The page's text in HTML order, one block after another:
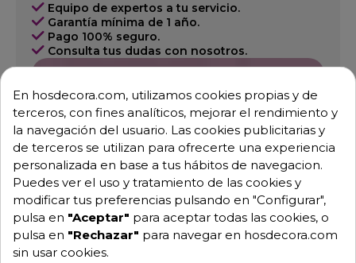
Equipo de expertos a tu servicio.
Garantía mínima de 1 año.
Pago 100% seguro.
Consulta tus dudas con nosotros.
info@hosdecora.com
Hablemos
Pide tu presupuesto
En hosdecora.com, utilizamos cookies propias y de
terceros, con fines analíticos, mejorar el rendimiento y
la navegación del usuario. Las cookies publicitarias y
de terceros se utilizan para ofrecerte una experiencia
personalizada en base a tus hábitos de navegacion.
Puedes ver el uso y tratamiento de las cookies y
modificar tus preferencias pulsando en "Configurar",
pulsa en "Aceptar" para aceptar todas las cookies, o
pulsa en "Rechazar" para navegar en hosdecora.com
sin usar cookies.